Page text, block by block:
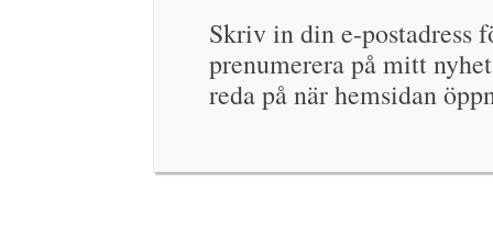
Skriv in din e-postadress
prenumerera på mitt
reda på när hemsidan